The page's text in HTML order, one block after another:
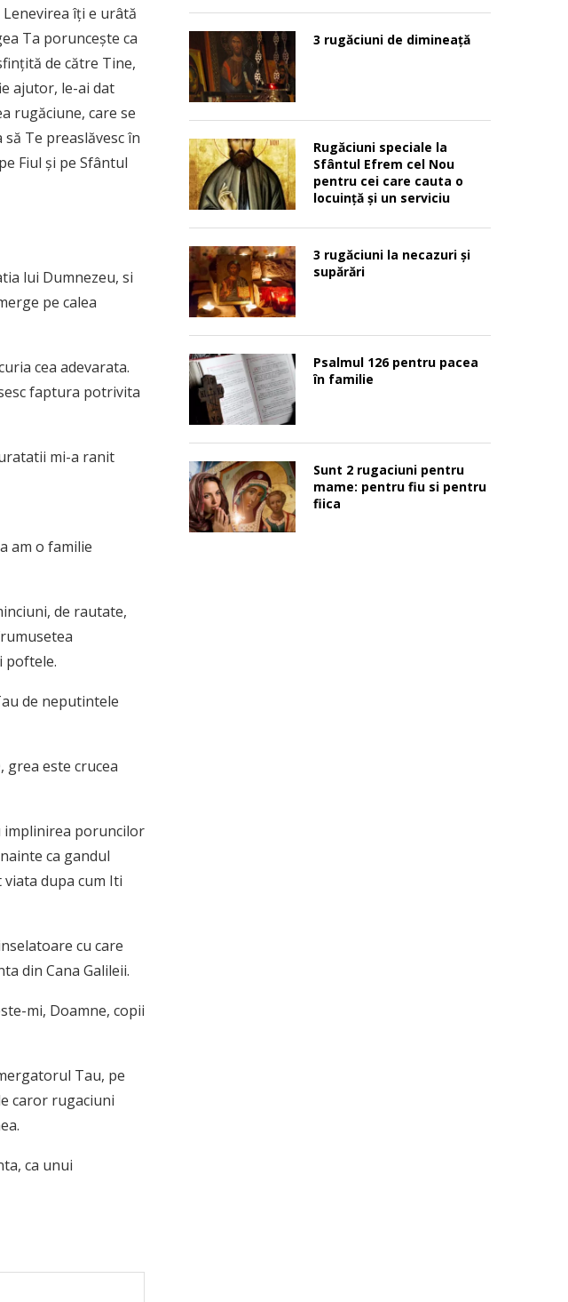
îţi e urâtă
Ta porunceşte ca
de către Tine,
ajutor, le-ai dat
rugăciune, care se
Te preaslăvesc în
Fiul şi pe Sfântul
lui Dumnezeu, si
pe calea
cea adevarata.
faptura potrivita
mi-a ranit
am o familie
de rautate,
poftele.
de neputintele
este crucea
implinirea poruncilor
ca gandul
dupa cum Iti
cu care
din Cana Galileii.
mi, Doamne, copii
Tau, pe
caror rugaciuni
ca unui
3 rugăciuni de dimineață
Rugăciuni speciale la
Sfântul Efrem cel Nou
pentru cei care cauta o
locuinţă şi un serviciu
3 rugăciuni la necazuri și
supărări
Psalmul 126 pentru pacea
în familie
Sunt 2 rugaciuni pentru
mame: pentru fiu si pentru
fiica